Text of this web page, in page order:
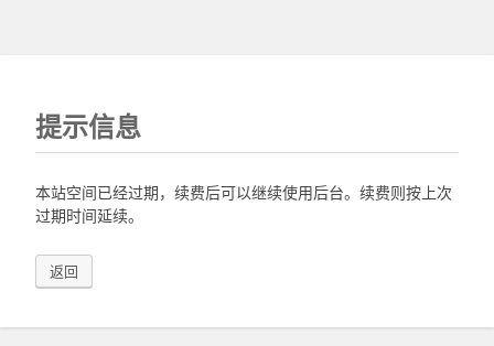
提示信息
本站空间已经过期，续费后可以继续使用后台。续费则按上次
过期时间延续。
返回